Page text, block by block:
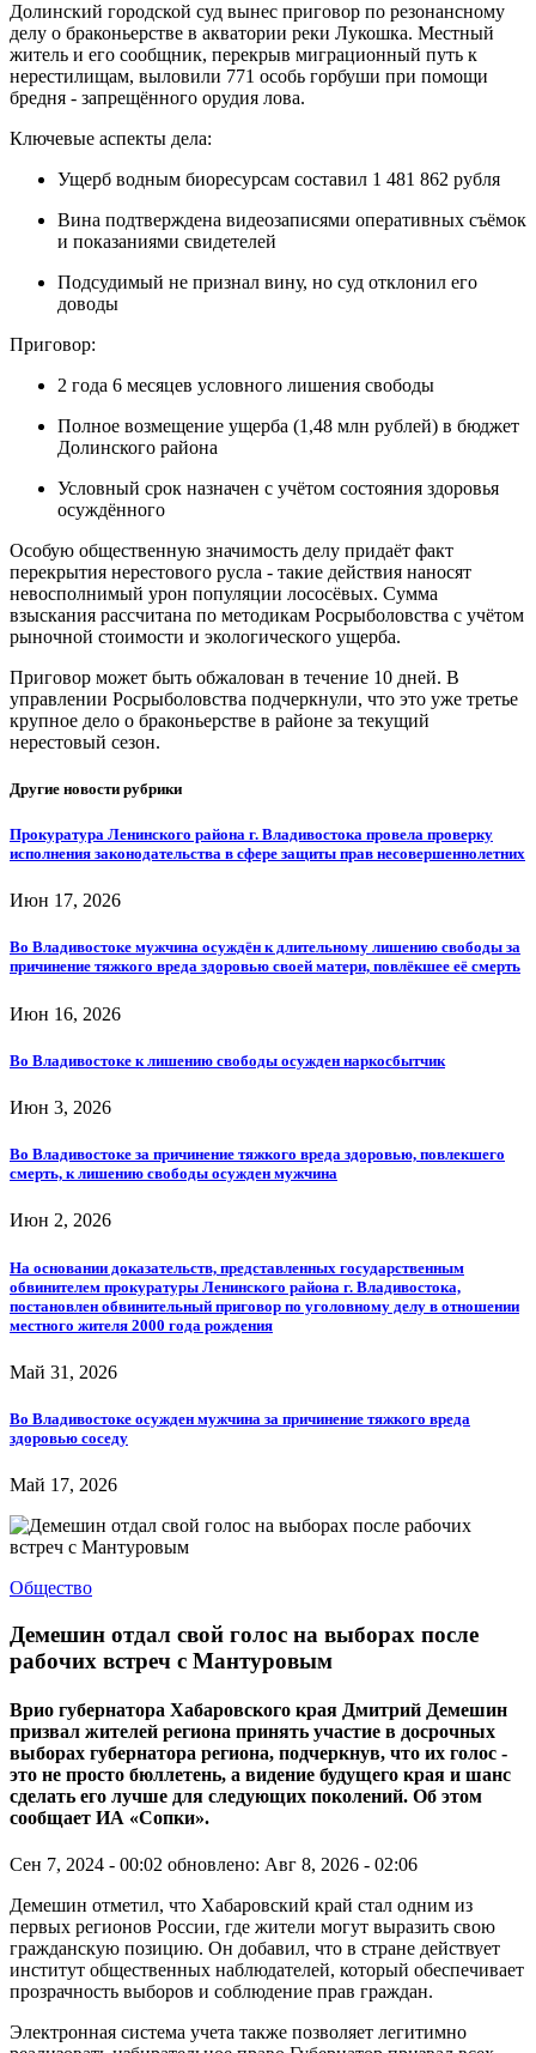
Долинский городской суд вынес приговор по резонансному
делу о браконьерстве в акватории реки Лукошка. Местный
житель и его сообщник, перекрыв миграционный путь к
нерестилищам, выловили 771 особь горбуши при помощи
бредня - запрещённого орудия лова.
Ключевые аспекты дела:
Ущерб водным биоресурсам составил 1 481 862 рубля
Вина подтверждена видеозаписями оперативных съёмок
и показаниями свидетелей
Подсудимый не признал вину, но суд отклонил его
доводы
Приговор:
2 года 6 месяцев условного лишения свободы
Полное возмещение ущерба (1,48 млн рублей) в бюджет
Долинского района
Условный срок назначен с учётом состояния здоровья
осуждённого
Особую общественную значимость делу придаёт факт
перекрытия нерестового русла - такие действия наносят
невосполнимый урон популяции лососёвых. Сумма
взыскания рассчитана по методикам Росрыболовства с учётом
рыночной стоимости и экологического ущерба.
Приговор может быть обжалован в течение 10 дней. В
управлении Росрыболовства подчеркнули, что это уже третье
крупное дело о браконьерстве в районе за текущий
нерестовый сезон.
Другие новости рубрики
Прокуратура Ленинского района г. Владивостока провела проверку
исполнения законодательства в сфере защиты прав несовершеннолетних
Июн 17, 2026
Во Владивостоке мужчина осуждён к длительному лишению свободы за
причинение тяжкого вреда здоровью своей матери, повлёкшее её смерть
Июн 16, 2026
Во Владивостоке к лишению свободы осужден наркосбытчик
Июн 3, 2026
Во Владивостоке за причинение тяжкого вреда здоровью, повлекшего
смерть, к лишению свободы осужден мужчина
Июн 2, 2026
На основании доказательств, представленных государственным
обвинителем прокуратуры Ленинского района г. Владивостока,
постановлен обвинительный приговор по уголовному делу в отношении
местного жителя 2000 года рождения
Май 31, 2026
Во Владивостоке осужден мужчина за причинение тяжкого вреда
здоровью соседу
Май 17, 2026
Общество
Демешин отдал свой голос на выборах после
рабочих встреч с Мантуровым
Врио губернатора Хабаровского края Дмитрий Демешин
призвал жителей региона принять участие в досрочных
выборах губернатора региона, подчеркнув, что их голос -
это не просто бюллетень, а видение будущего края и шанс
сделать его лучше для следующих поколений. Об этом
сообщает ИА «Сопки».
Сен 7, 2024 - 00:02 обновлено: Авг 8, 2026 - 02:06
Демешин отметил, что Хабаровский край стал одним из
первых регионов России, где жители могут выразить свою
гражданскую позицию. Он добавил, что в стране действует
институт общественных наблюдателей, который обеспечивает
прозрачность выборов и соблюдение прав граждан.
Электронная система учета также позволяет легитимно